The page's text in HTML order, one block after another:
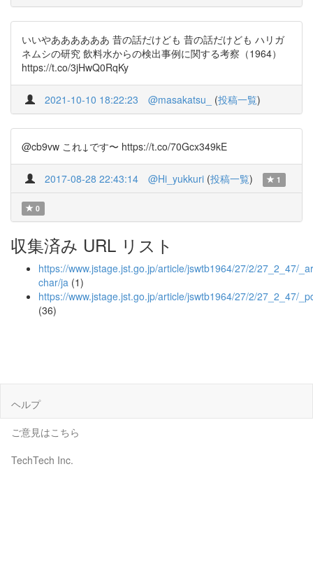
いいやああああああ 昔の話だけども 昔の話だけども ハリガ
ネムシの研究 飲料水からの検出事例に関する考察（1964）
https://t.co/3jHwQ0RqKy
2021-10-10 18:22:23 @masakatsu_ (投稿一覧)
@cb9vw これ↓です〜 https://t.co/70Gcx349kE
2017-08-28 22:43:14 @Hi_yukkuri (投稿一覧) 1
0
収集済み URL リスト
https://www.jstage.jst.go.jp/article/jswtb1964/27/2/27_2_47/
char/ja (1)
https://www.jstage.jst.go.jp/article/jswtb1964/27/2/27_2_47/
(36)
ヘルプ
ご意見はこちら
TechTech Inc.